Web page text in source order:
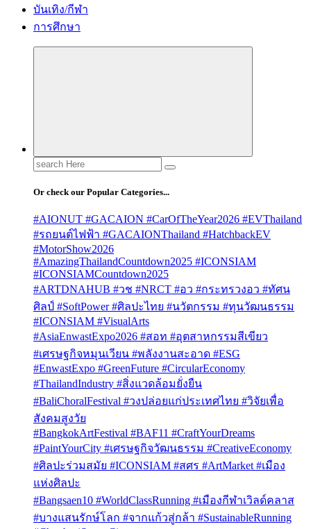
บันเทิง/กีฬา
การศึกษา
Search
for:
Or check our Popular Categories...
#AIONUT #GACAION #CarOfTheYear2026 #EVThailand
#รถยนต์ไฟฟ้า #GACAIONThailand #HatchbackEV
#MotorShow2026
#AmazingThailandCountdown2025 #ICONSIAM
#ICONSIAMCountdown2025
#ARTDNAHUB #วช #NRCT #อว #กระทรวงอว #ทัศน
ศิลป์ #SoftPower #ศิลปะไทย #นวัตกรรม #ทุนวัฒนธรรม
#ICONSIAM #VisualArts
#AsiaEnwastExpo2026 #สอท #อุตสาหกรรมสีเขียว
#เศรษฐกิจหมุนเวียน #พลังงานสะอาด #ESG
#EnwastExpo #GreenFuture #CircularEconomy
#ThailandIndustry #สิ่งแวดล้อมยั่งยืน
#BaliChoralFestival #วงปล่อยแก่ประเทศไทย #วิจัยเพื่อ
สังคมสูงวัย
#BangkokArtFestival #BAF11 #CraftYourDreams
#PaintYourCity #เศรษฐกิจวัฒนธรรม #CreativeEconomy
#ศิลปะร่วมสมัย #ICONSIAM #สศร #ArtMarket #เมือง
แห่งศิลปะ
#Bangsaen10 #WorldClassRunning #เมืองกีฬาเวิลด์คลาส
#บางแสนรักษ์โลก #จากแก้วสู่กล้า #SustainableRunning